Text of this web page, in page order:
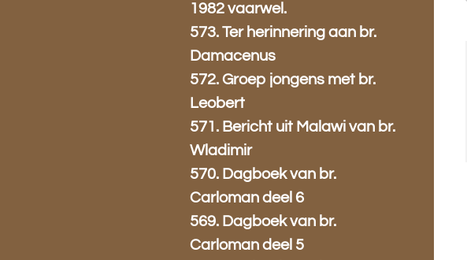
1982 vaarwel.
573. Ter herinnering aan br.
Damacenus
572. Groep jongens met br.
Leobert
571. Bericht uit Malawi van br.
Wladimir
570. Dagboek van br.
Carloman deel 6
569. Dagboek van br.
Carloman deel 5